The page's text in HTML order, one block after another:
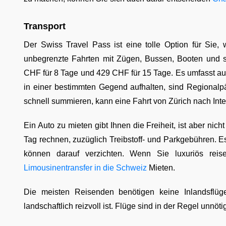
Transport
Der Swiss Travel Pass ist eine tolle Option für Sie,
unbegrenzte Fahrten mit Zügen, Bussen, Booten
CHF für 8 Tage und 429 CHF für 15 Tage. Es umfasst
in einer bestimmten Gegend aufhalten, sind
schnell summieren, kann eine Fahrt von Zürich nach
Ein Auto zu mieten gibt Ihnen die Freiheit, ist aber
Tag rechnen, zuzüglich Treibstoff- und Parkgebühren.
können darauf verzichten. Wenn Sie luxuriös
Limousinentransfer in die Schweiz Mieten.
Die meisten Reisenden benötigen keine
landschaftlich reizvoll ist. Flüge sind in der Regel